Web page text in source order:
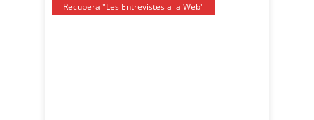
Recupera "Les Entrevistes a la Web"